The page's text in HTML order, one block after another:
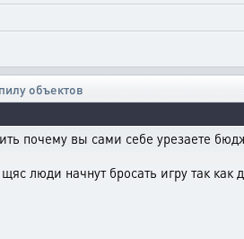
объектов
почему вы сами себе урезаете
люди начнут бросать игру так